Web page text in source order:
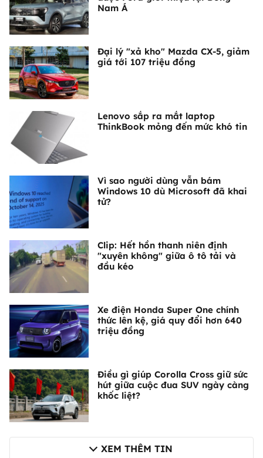
Nam Á
Đại lý "xả kho" Mazda CX-5, giảm
giá tới 107 triệu đồng
Lenovo sắp ra mắt laptop
ThinkBook mỏng đến mức khó tin
Vì sao người dùng vẫn bám
Windows 10 dù Microsoft đã khai
tử?
Clip: Hết hồn thanh niên định
"xuyên không" giữa ô tô tải và
đầu kéo
Xe điện Honda Super One chính
thức lên kệ, giá quy đổi hơn 640
triệu đồng
Điều gì giúp Corolla Cross giữ sức
hút giữa cuộc đua SUV ngày càng
khốc liệt?
XEM THÊM TIN